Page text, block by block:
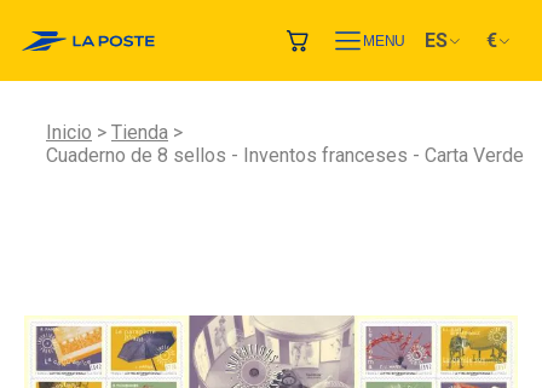
MENU ES €
Inicio
Tienda
Cuaderno de 8 sellos - Inventos franceses - Carta Verde